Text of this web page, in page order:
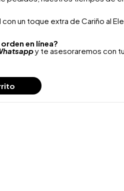
un toque extra de Cariño al
en línea?
y te asesoraremos con